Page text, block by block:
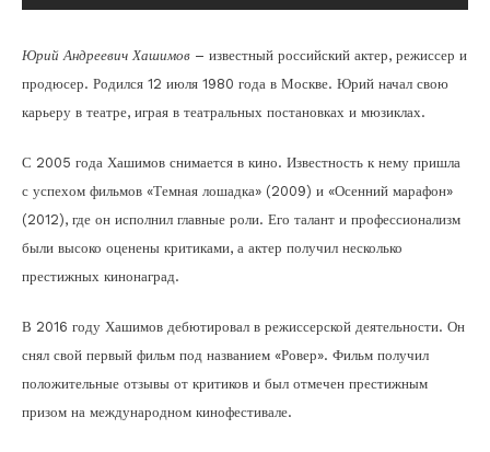
Юрий Андреевич Хашимов – известный российский актер, режиссер и
продюсер. Родился 12 июля 1980 года в Москве. Юрий начал свою
карьеру в театре, играя в театральных постановках и мюзиклах.
С 2005 года Хашимов снимается в кино. Известность к нему пришла
с успехом фильмов «Темная лошадка» (2009) и «Осенний марафон»
(2012), где он исполнил главные роли. Его талант и профессионализм
были высоко оценены критиками, а актер получил несколько
престижных кинонаград.
В 2016 году Хашимов дебютировал в режиссерской деятельности. Он
снял свой первый фильм под названием «Ровер». Фильм получил
положительные отзывы от критиков и был отмечен престижным
призом на международном кинофестивале.